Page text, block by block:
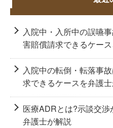
入院中・入所中の誤嚥
害賠償請求できるケー
入院中の転倒・転落事
求できるケースを弁護
医療ADRとは?示談交
弁護士が解説